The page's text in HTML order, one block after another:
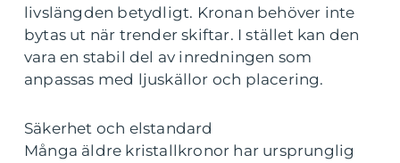
livslängden betydligt. Kronan behöver inte
bytas ut när trender skiftar. I stället kan den
vara en stabil del av inredningen som
anpassas med ljuskällor och placering.
Säkerhet och elstandard
Många äldre kristallkronor har ursprunglig